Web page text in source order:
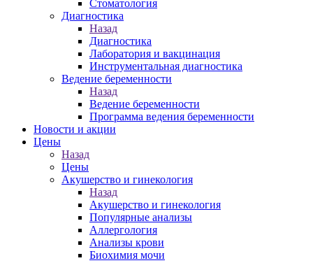
Стоматология
Диагностика
Назад
Диагностика
Лаборатория и вакцинация
Инструментальная диагностика
Ведение беременности
Назад
Ведение беременности
Программа ведения беременности
Новости и акции
Цены
Назад
Цены
Акушерство и гинекология
Назад
Акушерство и гинекология
Популярные анализы
Аллергология
Анализы крови
Биохимия мочи